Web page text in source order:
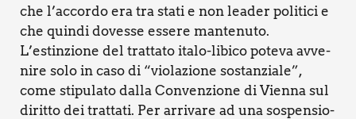
che l’accordo era tra sta­ti e non lea­der poli­ti­ci e
che quin­di doves­se esse­re man­te­nu­to.
L’estinzione del trat­ta­to ita­lo-libi­co pote­va avve­
ni­re solo in caso di “vio­la­zio­ne sostan­zia­le”,
come sti­pu­la­to dal­la Con­ven­zio­ne di Vien­na sul
dirit­to dei trat­ta­ti. Per arri­va­re ad una sospen­sio­